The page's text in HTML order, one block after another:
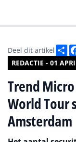
REDACTIE - 01
Deel dit artikel
Trend
World Tour
Amsterdam